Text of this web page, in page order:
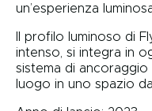
un’esperienza
Il profilo luminoso di
intenso, si integra in
sistema di
luogo in uno spazio